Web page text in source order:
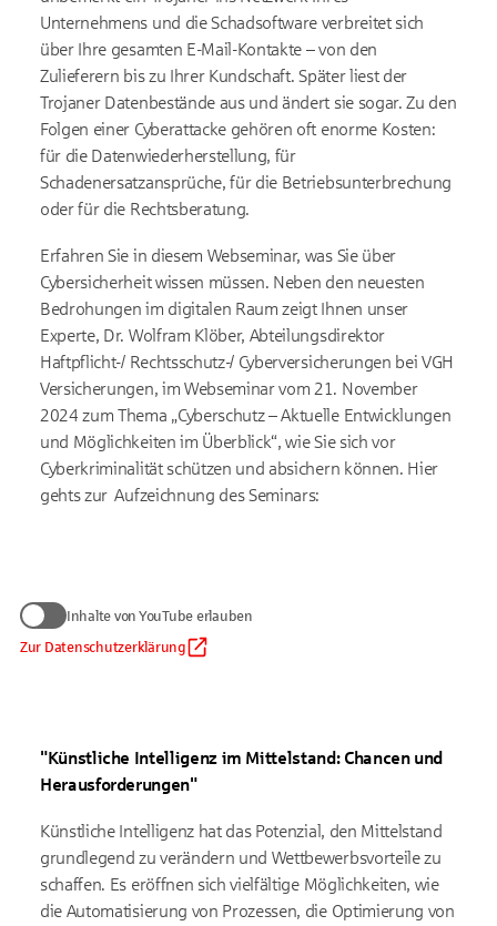
Unternehmens und die Schadsoftware verbreitet sich
über Ihre gesamten E-Mail-Kontakte – von den
Zulieferern bis zu Ihrer Kundschaft. Später liest der
Trojaner Datenbestände aus und ändert sie sogar. Zu den
Folgen einer Cyberattacke gehören oft enorme Kosten:
für die Datenwiederherstellung, für
Schadenersatzansprüche, für die Betriebsunterbrechung
oder für die Rechtsberatung.
Erfahren Sie in diesem Webseminar, was Sie über
Cybersicherheit wissen müssen. Neben den neuesten
Bedrohungen im digitalen Raum zeigt Ihnen unser
Experte, Dr. Wolfram Klöber, Abteilungsdirektor
Haftpflicht-/ Rechtsschutz-/ Cyberversicherungen bei VGH
Versicherungen, im Webseminar vom 21. November
2024 zum Thema „Cyberschutz – Aktuelle Entwicklungen
und Möglichkeiten im Überblick“, wie Sie sich vor
Cyberkriminalität schützen und absichern können. Hier
gehts zur Aufzeichnung des Seminars:
Inhalte von YouTube erlauben
Zur Datenschutzerklärung
zum Anzeigen von YouTube-Videos
Daten werden nur an Google übermittelt, soweit dies für die
Einbindung von YouTube erforderlich ist. Informationen finden
Länder ohne der EU gleichwertiges Datenschutzniveau (z. B.
USA). Informationen finden Sie
Inhalte von YouTube erlauben
"Künstliche Intelligenz im Mittelstand: Chancen und
Herausforderungen"
Künstliche Intelligenz hat das Potenzial, den Mittelstand
grundlegend zu verändern und Wettbewerbsvorteile zu
schaffen. Es eröffnen sich vielfältige Möglichkeiten, wie
die Automatisierung von Prozessen, die Optimierung von